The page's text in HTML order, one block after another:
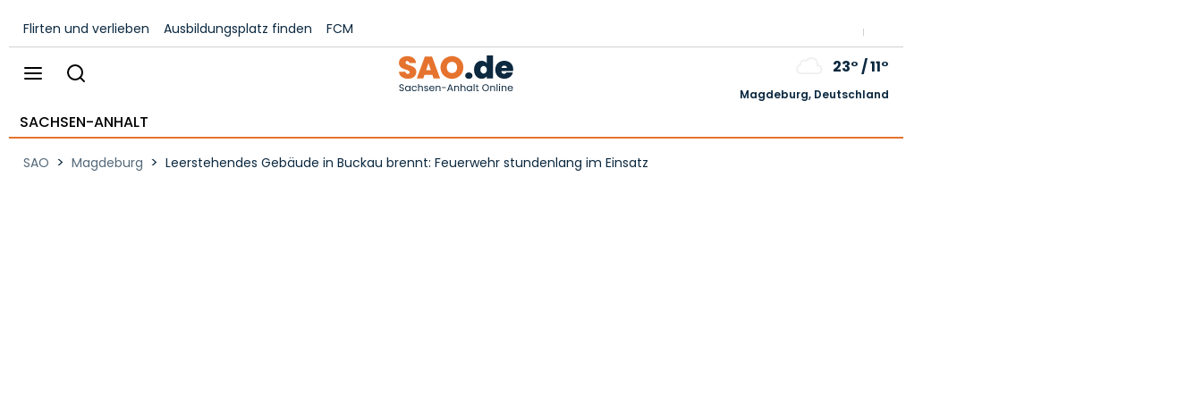
Flirten und verlieben Ausbildungsplatz finden FCM
23°/11°
Magdeburg, Deutschland
SACHSEN-ANHALT
SAO > Magdeburg > Leerstehendes Gebäude in Buckau brennt: Feuerwehr stundenlang im Einsatz